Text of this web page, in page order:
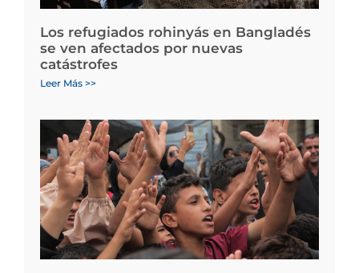
Los refugiados rohinyás en Bangladés
se ven afectados por nuevas
catástrofes
Leer Más >>